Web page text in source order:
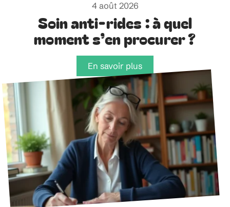
4 août 2026
Soin anti-rides : à quel
moment s’en procurer ?
En savoir plus